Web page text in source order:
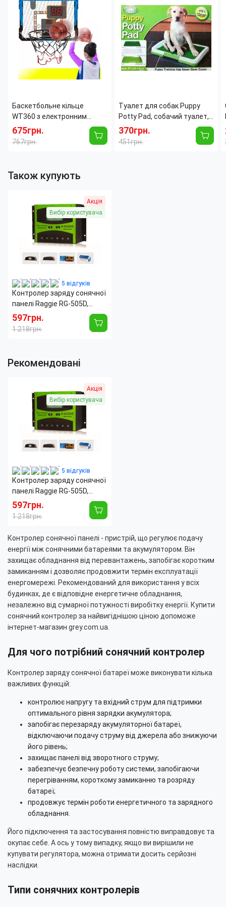
Максимальный ток
солнечной батареи:
Максимальный ток
нагрузки:
А
Баскетбольне кільце
WT360 з електронним
табло, світлом і звуком, щит
39×28 см, м'яч Ø25 см
675грн.
767грн.
Туалет для собак Puppy
Potty Pad, собачий туалет,
лоток для собак, туалет
для цуценят домашній
туалет для
370грн.
451грн.
Також купують
Акція
Вибір користувача
5 відгуків
Контролер заряду сонячної
панелі Raggie RG-505D,
12V/24V 30A. Оригінальний
Solar charge controller
597грн.
1 218грн.
Рекомендовані
Акція
Вибір користувача
5 відгуків
Контролер заряду сонячної
панелі Raggie RG-505D,
12V/24V 30A. Оригінальний
Solar charge controller
597грн.
1 218грн.
Контролер сонячної панелі - пристрій, що регулює подачу
енергії між сонячними батареями та акумулятором. Він
захищає обладнання від перевантажень, запобігає коротким
замиканням і дозволяє продовжити термін експлуатації
енергомережі. Рекомендований для використання у всіх
будинках, де є відповідне енергетичне обладнання,
незалежно від сумарної потужності виробітку енергії. Купити
сонячний контролер за найвигіднішою ціною допоможе
інтернет-магазин grey.com.ua.
Для чого потрібний сонячний контролер
Контролер заряду сонячної батареї може виконувати кілька
важливих функцій:
контролює напругу та вхідний струм для підтримки
оптимального рівня зарядки акумулятора;
запобігає перезаряду акумуляторної батареї,
відключаючи подачу струму від джерела або знижуючи
його рівень;
захищає панелі від зворотного струму;
забезпечує безпечну роботу системи, запобігаючи
перегріванням, короткому замиканню та розряду
батареї;
продовжує термін роботи енергетичного та зарядного
обладнання.
Його підключення та застосування повністю виправдовує та
окупає себе. А ось у тому випадку, якщо ви вирішили не
купувати регулятора, можна отримати досить серйозні
наслідки.
Типи сонячних контролерів